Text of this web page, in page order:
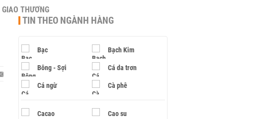
GIAO THƯƠNG
TIN THEO NGÀNH HÀNG
Bạc Bạch Kim
Bông - Sợi Cá da trơn
Cá ngừ Cà phê
Cacao Cao su